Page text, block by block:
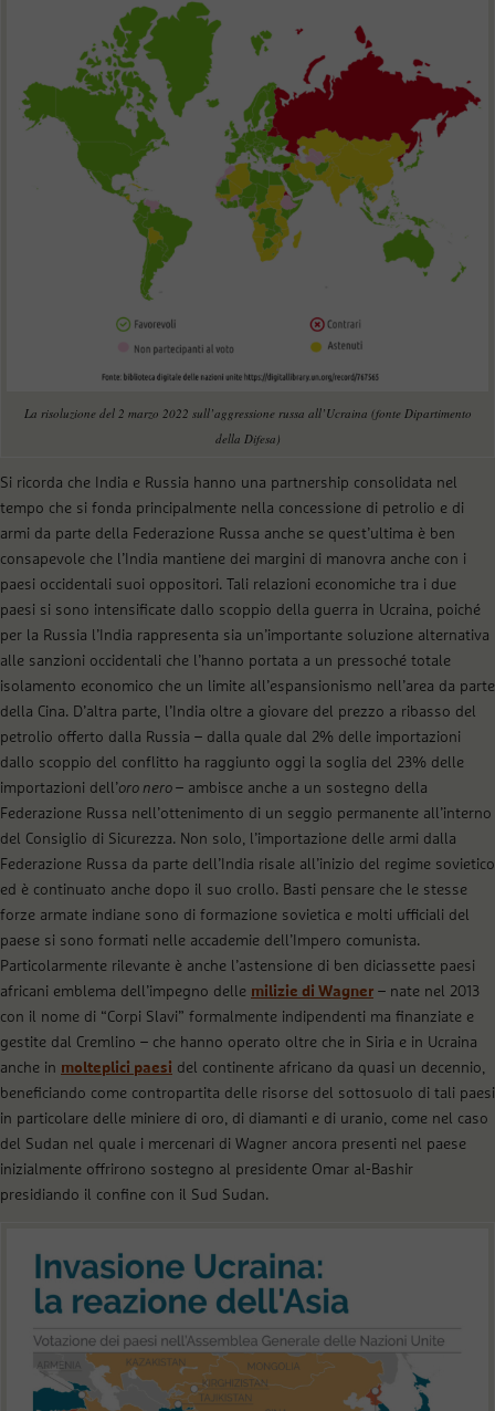
La risoluzione del 2 marzo 2022 sull’aggressione russa all’Ucraina (fonte Dipartimento
della Difesa)
Si ricorda che India e Russia hanno una partnership consolidata nel
tempo che si fonda principalmente nella concessione di petrolio e di
armi da parte della Federazione Russa anche se quest’ultima è ben
consapevole che l’India mantiene dei margini di manovra anche con i
paesi occidentali suoi oppositori. Tali relazioni economiche tra i due
paesi si sono intensificate dallo scoppio della guerra in Ucraina, poiché
per la Russia l’India rappresenta sia un’importante soluzione alternativa
alle sanzioni occidentali che l’hanno portata a un pressoché totale
isolamento economico che un limite all’espansionismo nell’area da parte
della Cina. D’altra parte, l’India oltre a giovare del prezzo a ribasso del
petrolio offerto dalla Russia – dalla quale dal 2% delle importazioni
dallo scoppio del conflitto ha raggiunto oggi la soglia del 23% delle
importazioni dell’oro nero – ambisce anche a un sostegno della
Federazione Russa nell’ottenimento di un seggio permanente all’interno
del Consiglio di Sicurezza. Non solo, l’importazione delle armi dalla
Federazione Russa da parte dell’India risale all’inizio del regime sovietico
ed è continuato anche dopo il suo crollo. Basti pensare che le stesse
forze armate indiane sono di formazione sovietica e molti ufficiali del
paese si sono formati nelle accademie dell’Impero comunista.
Particolarmente rilevante è anche l’astensione di ben diciassette paesi
africani emblema dell’impegno delle milizie di Wagner – nate nel 2013
con il nome di “Corpi Slavi” formalmente indipendenti ma finanziate e
gestite dal Cremlino – che hanno operato oltre che in Siria e in Ucraina
anche in molteplici paesi del continente africano da quasi un decennio,
beneficiando come contropartita delle risorse del sottosuolo di tali paesi
in particolare delle miniere di oro, di diamanti e di uranio, come nel caso
del Sudan nel quale i mercenari di Wagner ancora presenti nel paese
inizialmente offrirono sostegno al presidente Omar al-Bashir
presidiando il confine con il Sud Sudan.